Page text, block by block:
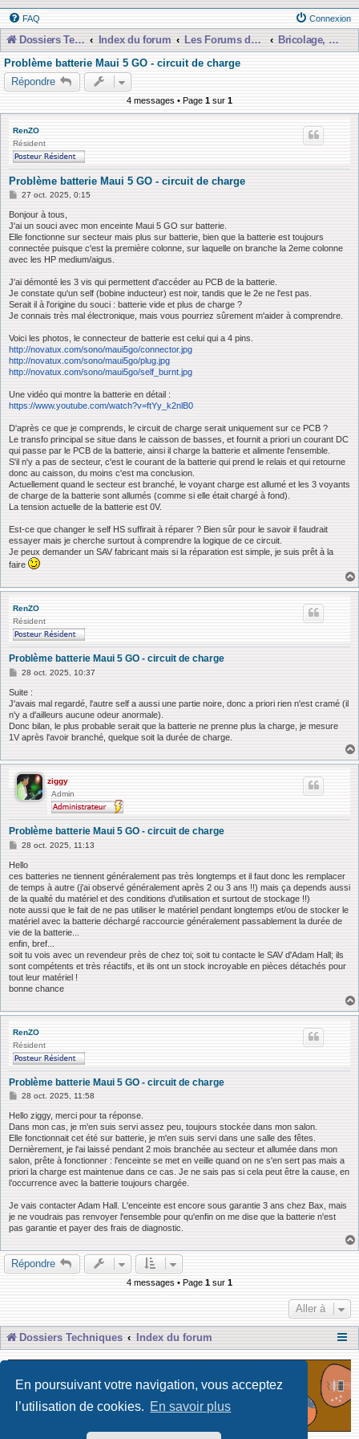
En poursuivant votre navigation, vous acceptez
l’utilisation de cookies. En savoir plus
FAQ Connexion
Dossiers Techniques Index du forum Les Forums de Discussions
Bricolage, Dépannage, Construction
Problème batterie Maui 5 GO - circuit de charge
Répondre
4 messages • Page 1 sur 1
RenZO
Résident
Problème batterie Maui 5 GO - circuit de charge
M
s
s
g
e
27 oct. 2025, 0:15
Bonjour à tous,
J'ai un souci avec mon enceinte Maui 5 GO sur batterie.
Elle fonctionne sur secteur mais plus sur batterie, bien que la batterie est toujours
connectée puisque c'est la première colonne, sur laquelle on branche la 2eme colonne
avec les HP medium/aigus.
J'ai démonté les 3 vis qui permettent d'accéder au PCB de la batterie.
Je constate qu'un self (bobine inducteur) est noir, tandis que le 2e ne l'est pas.
Serait il à l'origine du souci : batterie vide et plus de charge ?
Je connais très mal électronique, mais vous pourriez sûrement m'aider à comprendre.
Voici les photos, le connecteur de batterie est celui qui a 4 pins.
http://novatux.com/sono/maui5go/connector.jpg
http://novatux.com/sono/maui5go/plug.jpg
http://novatux.com/sono/maui5go/self_burnt.jpg
Une vidéo qui montre la batterie en détail :
https://www.youtube.com/watch?v=ftYy_k2nlB0
D'après ce que je comprends, le circuit de charge serait uniquement sur ce PCB ?
Le transfo principal se situe dans le caisson de basses, et fournit a priori un courant DC
qui passe par le PCB de la batterie, ainsi il charge la batterie et alimente l'ensemble.
S'il n'y a pas de secteur, c'est le courant de la batterie qui prend le relais et qui retourne
donc au caisson, du moins c'est ma conclusion.
Actuellement quand le secteur est branché, le voyant charge est allumé et les 3 voyants
de charge de la batterie sont allumés (comme si elle était chargé à fond).
La tension actuelle de la batterie est 0V.
Est-ce que changer le self HS suffirait à réparer ? Bien sûr pour le savoir il faudrait
essayer mais je cherche surtout à comprendre la logique de ce circuit.
Je peux demander un SAV fabricant mais si la réparation est simple, je suis prêt à la
faire
RenZO
Résident
Problème batterie Maui 5 GO - circuit de charge
M
s
s
g
e
28 oct. 2025, 10:37
Suite :
J'avais mal regardé, l'autre self a aussi une partie noire, donc a priori rien n'est cramé (il
n'y a d'ailleurs aucune odeur anormale).
Donc bilan, le plus probable serait que la batterie ne prenne plus la charge, je mesure
1V après l'avoir branché, quelque soit la durée de charge.
ziggy
Admin
Problème batterie Maui 5 GO - circuit de charge
M
s
s
g
e
28 oct. 2025, 11:13
Hello
ces batteries ne tiennent généralement pas très longtemps et il faut donc les remplacer
de temps à autre (j'ai observé généralement après 2 ou 3 ans !!) mais ça depends aussi
de la qualté du matériel et des conditions d'utilisation et surtout de stockage !!)
note aussi que le fait de ne pas utiliser le matériel pendant longtemps et/ou de stocker le
matériel avec la batterie déchargé raccourcie généralement passablement la durée de
vie de la batterie...
enfin, bref...
soit tu vois avec un revendeur près de chez toi; soit tu contacte le SAV d'Adam Hall; ils
sont compétents et très réactifs, et ils ont un stock incroyable en pièces détachés pour
tout leur matériel !
bonne chance
RenZO
Résident
Problème batterie Maui 5 GO - circuit de charge
M
s
s
g
e
28 oct. 2025, 11:58
Hello ziggy, merci pour ta réponse.
Dans mon cas, je m'en suis servi assez peu, toujours stockée dans mon salon.
Elle fonctionnait cet été sur batterie, je m'en suis servi dans une salle des fêtes.
Dernièrement, je l'ai laissé pendant 2 mois branchée au secteur et allumée dans mon
salon, prête à fonctionner : l'enceinte se met en veille quand on ne s'en sert pas mais a
priori la charge est maintenue dans ce cas. Je ne sais pas si cela peut être la cause, en
l’occurrence avec la batterie toujours chargée.
Je vais contacter Adam Hall. L'enceinte est encore sous garantie 3 ans chez Bax, mais
je ne voudrais pas renvoyer l'ensemble pour qu'enfin on me dise que la batterie n'est
pas garantie et payer des frais de diagnostic.
Répondre
4 messages • Page 1 sur 1
Aller à
Dossiers Techniques Index du forum